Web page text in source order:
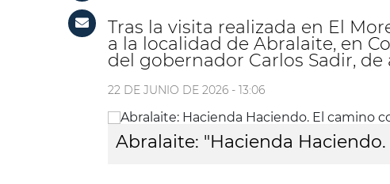
Tras la visita realizada en El
a la localidad de Abralaite, en
del gobernador Carlos Sadir,
22 DE JUNIO DE 2026 - 13:06
Abralaite: "Hacienda